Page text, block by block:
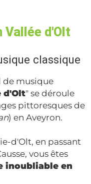
Vallée d'Olt
classique
de musique
d'Olt" se déroule
pittoresques de
) en Aveyron.
d'Olt, en passant
vous êtes
inoubliable en